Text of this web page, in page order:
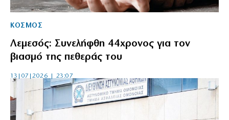
ΚΟΣΜΟΣ
Λεμεσός: Συνελήφθη 44χρονος για τον
βιασμό της πεθεράς του
13|07|2026 | 23:07